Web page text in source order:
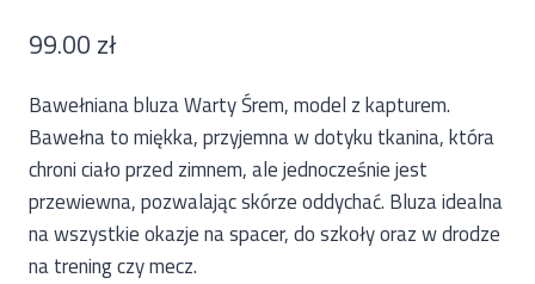
99.00 zł
Bawełniana bluza Warty Śrem, model z kapturem.
Bawełna to miękka, przyjemna w dotyku tkanina, która
chroni ciało przed zimnem, ale jednocześnie jest
przewiewna, pozwalając skórze oddychać. Bluza idealna
na wszystkie okazje na spacer, do szkoły oraz w drodze
na trening czy mecz.